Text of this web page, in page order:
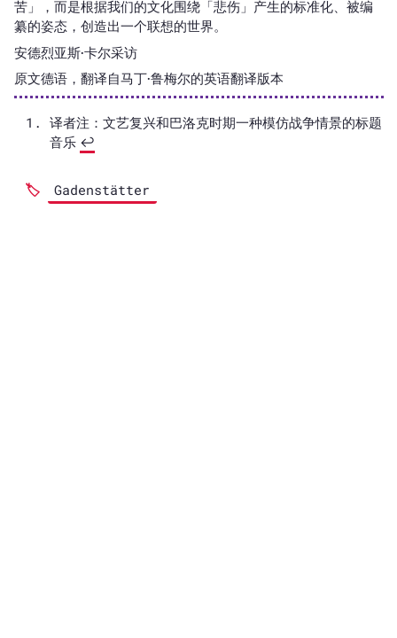
苦」，而是根据我们的文化围绕「悲伤」产生的标准化、被编
纂的姿态，创造出一个联想的世界。
安德烈亚斯·卡尔采访
原文德语，翻译自马丁·鲁梅尔的英语翻译版本
译者注：文艺复兴和巴洛克时期一种模仿战争情景的标题
音乐 ↩︎
Gadenstätter